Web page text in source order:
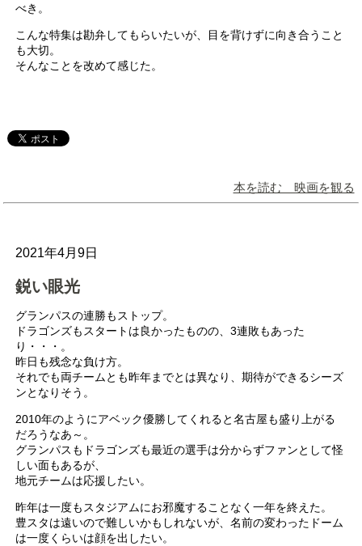
べき。
こんな特集は勘弁してもらいたいが、目を背けずに向き合うこと
も大切。
そんなことを改めて感じた。
本を読む 映画を観る
2021年4月9日
鋭い眼光
グランパスの連勝もストップ。
ドラゴンズもスタートは良かったものの、3連敗もあった
り・・・。
昨日も残念な負け方。
それでも両チームとも昨年までとは異なり、期待ができるシーズ
ンとなりそう。
2010年のようにアベック優勝してくれると名古屋も盛り上がる
だろうなあ～。
グランパスもドラゴンズも最近の選手は分からずファンとして怪
しい面もあるが、
地元チームは応援したい。
昨年は一度もスタジアムにお邪魔することなく一年を終えた。
豊スタは遠いので難しいかもしれないが、名前の変わったドーム
は一度くらいは顔を出したい。